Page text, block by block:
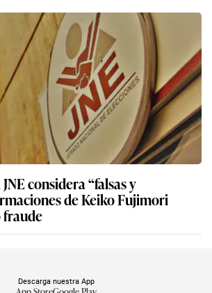
considera “falsas y
de Keiko Fujimori
fraude
Descarga nuestra App